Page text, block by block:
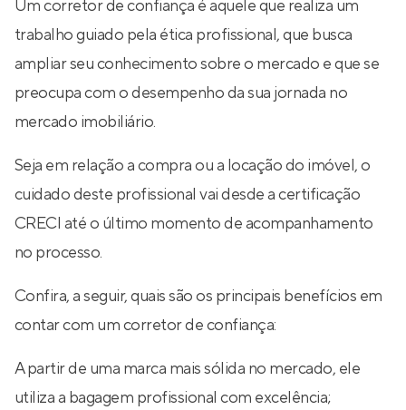
Um corretor de confiança é aquele que realiza um
trabalho guiado pela ética profissional, que busca
ampliar seu conhecimento sobre o mercado e que se
preocupa com o desempenho da sua jornada no
mercado imobiliário.
Seja em relação a compra ou a locação do imóvel, o
cuidado deste profissional vai desde a certificação
CRECI até o último momento de acompanhamento
no processo.
Confira, a seguir, quais são os principais benefícios em
contar com um corretor de confiança:
A partir de uma marca mais sólida no mercado, ele
utiliza a bagagem profissional com excelência;